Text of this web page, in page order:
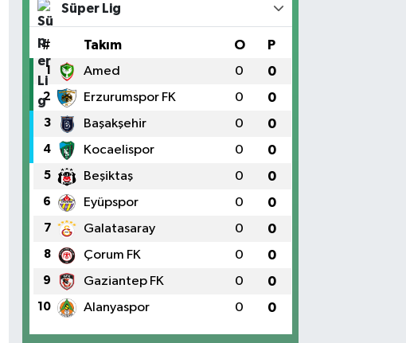
Süper Lig
# Takım O P
1 Amed 0 0
2 Erzurumspor FK 0 0
3 Başakşehir 0 0
4 Kocaelispor 0 0
5 Beşiktaş 0 0
6 Eyüpspor 0 0
7 Galatasaray 0 0
8 Çorum FK 0 0
9 Gaziantep FK 0 0
10 Alanyaspor 0 0